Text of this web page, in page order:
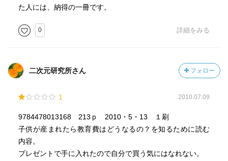
た人には、納得の一冊です。
0 詳細をみる
二次元研究所さん フォロー
1 2010.07.09
9784478013168 213ｐ 2010・5・13 １刷
子供が産まれたら教育費はどうなるの？を知るために読む
内容。
プレゼントで手に入れたので自分で買う気にはなれない。